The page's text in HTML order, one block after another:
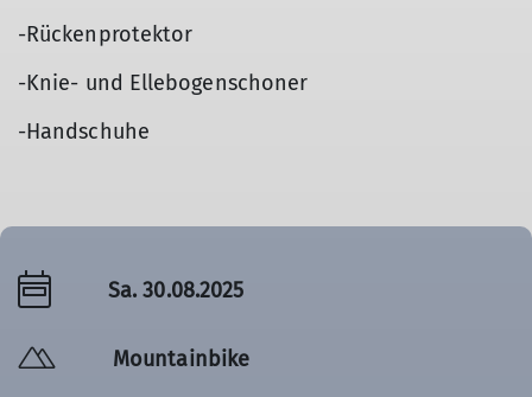
-Rückenprotektor
-Knie- und Ellebogenschoner
-Handschuhe
Sa. 30.08.2025
Mountainbike